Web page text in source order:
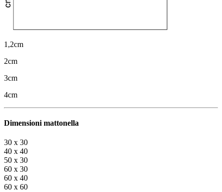
1,2cm
2cm
3cm
4cm
Dimensioni mattonella
30 x 30
40 x 40
50 x 30
60 x 30
60 x 40
60 x 60